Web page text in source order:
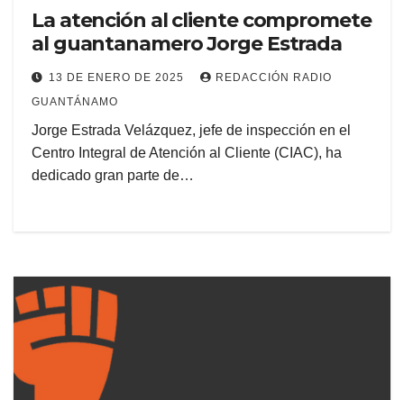
La atención al cliente compromete
al guantanamero Jorge Estrada
13 DE ENERO DE 2025
REDACCIÓN RADIO
GUANTÁNAMO
Jorge Estrada Velázquez, jefe de inspección en el
Centro Integral de Atención al Cliente (CIAC), ha
dedicado gran parte de…